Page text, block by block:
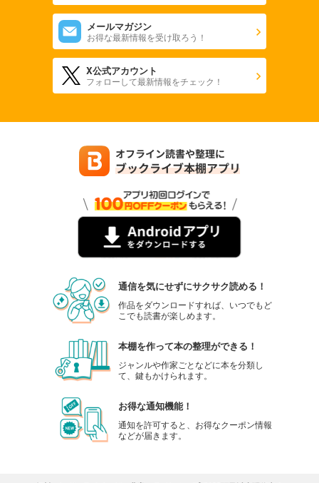
メールマガジン
お得な最新情報を受け取ろう！
X公式アカウント
フォローして最新情報をチェック！
通信を気にせずにサクサク読める！
作品をダウンロードすれば、いつでもど
こでも読書が楽しめます。
本棚を作って本の整理ができる！
ジャンルや作家ごとなどに本を分類し
て、鍵もかけられます。
お得な通知機能！
通知を許可すると、お得なクーポン情報
などが届きます。